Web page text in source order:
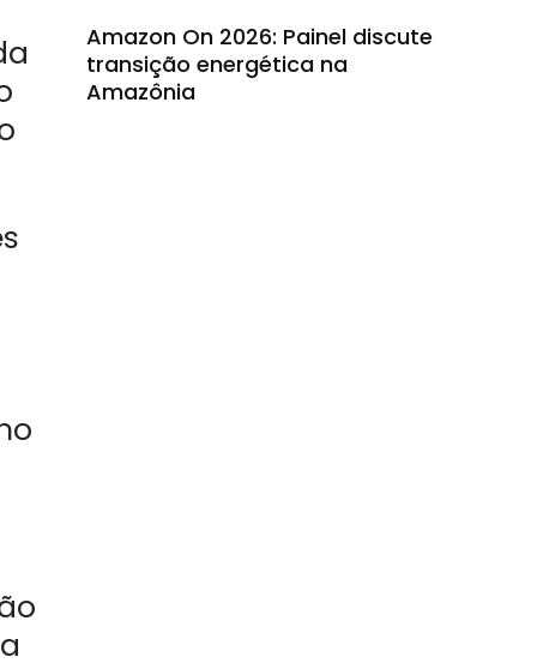
Amazon On 2026: Painel discute
transição energética na
Amazônia